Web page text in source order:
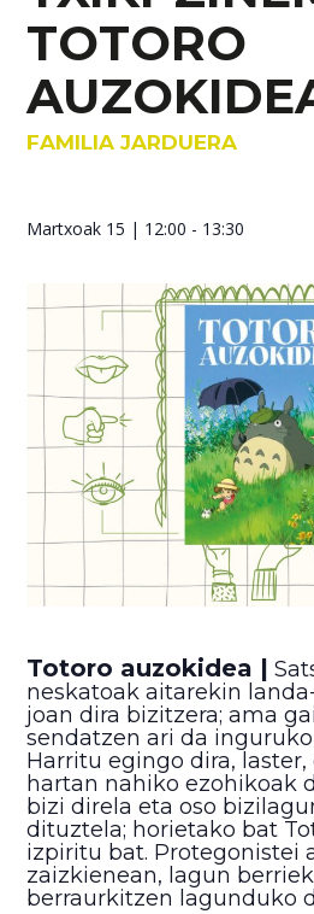
TOTORO
FAMILIA JARDUERA
Martxoak 15 | 12:00 - 13:30
Totoro auzokidea |
neskatoak aitarekin
joan dira bizitzera; ama
sendatzen ari da
Harritu egingo dira,
hartan nahiko ezohikoak
bizi direla eta oso
dituztela; horietako bat
izpiritu bat. Protegonistei
zaizkienean, lagun
berraurkitzen lagunduko